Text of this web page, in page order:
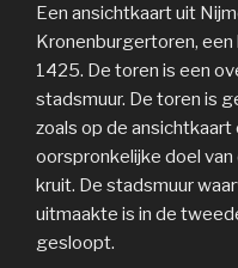
Een ansichtkaart uit
Kronenburgertoren,
1425. De toren is een
stadsmuur. De toren is
zoals op de
oorspronkelijke doel
kruit. De stadsmuur
uitmaakte is in de
gesloopt.